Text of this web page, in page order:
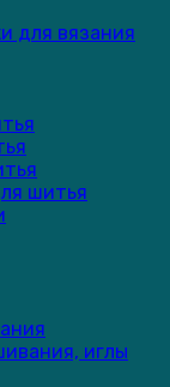
для вязания
шитья
иглы